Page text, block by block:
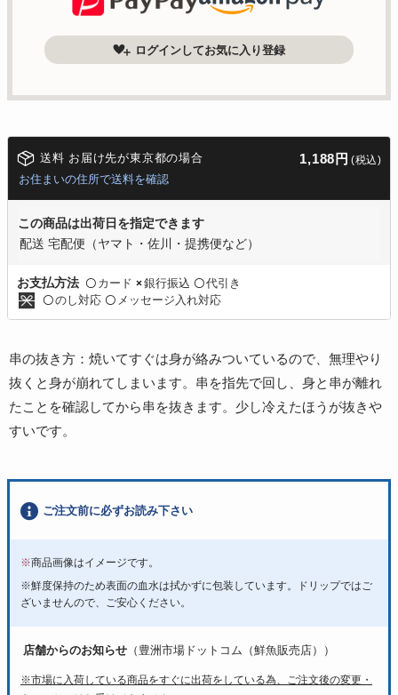
ログインしてお気に入り登録
送料 お届け先が東京都の場合 1,188円 (税込)
お住まいの住所で送料を確認
この商品は出荷日を指定できます
配送 宅配便（ヤマト・佐川・提携便など）
お支払方法 〇 カード ×銀行振込 〇代引き
〇のし対応 〇 メッセージ入れ対応
串の抜き方：焼いてすぐは身が絡みついているので、無理やり
抜くと身が崩れてしまいます。串を指先で回し、身と串が離れ
たことを確認してから串を抜きます。少し冷えたほうが抜きや
すいです。
ご注文前に必ずお読み下さい
※商品画像はイメージです。
※鮮度保持のため表面の血水は拭かずに包装しています。ドリップではご
ざいませんので、ご安心ください。
店舗からのお知らせ （豊洲市場ドットコム（鮮魚販売店））
※市場に入荷している商品をすぐに出荷をしている為、ご注文後の変更・